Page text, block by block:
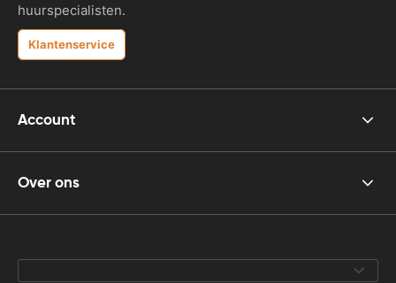
huurspecialisten.
Klantenservice
Account
Over ons